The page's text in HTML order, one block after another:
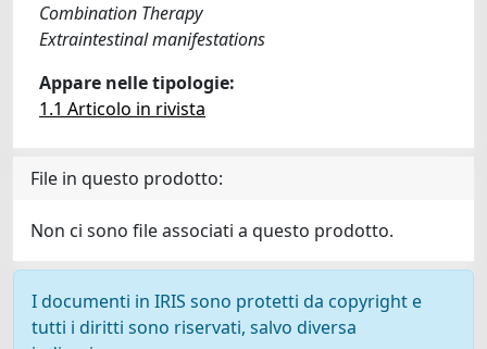
Combination Therapy
Extraintestinal manifestations
Appare nelle tipologie:
1.1 Articolo in rivista
File in questo prodotto:
Non ci sono file associati a questo prodotto.
I documenti in IRIS sono protetti da copyright e
tutti i diritti sono riservati, salvo diversa